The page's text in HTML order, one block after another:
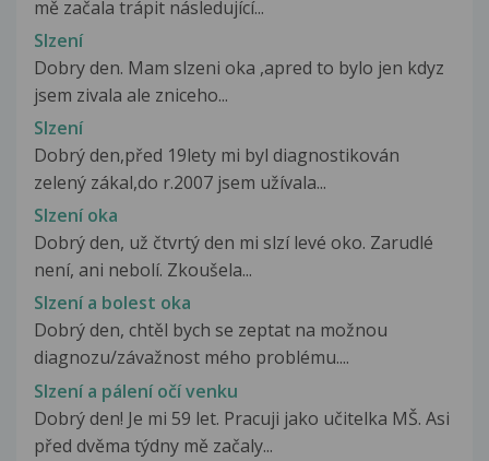
mě začala trápit následující...
Slzení
Dobry den. Mam slzeni oka ,apred to bylo jen kdyz
jsem zivala ale zniceho...
Slzení
Dobrý den,před 19lety mi byl diagnostikován
zelený zákal,do r.2007 jsem užívala...
Slzení oka
Dobrý den, už čtvrtý den mi slzí levé oko. Zarudlé
není, ani nebolí. Zkoušela...
Slzení a bolest oka
Dobrý den, chtěl bych se zeptat na možnou
diagnozu/závažnost mého problému....
Slzení a pálení očí venku
Dobrý den! Je mi 59 let. Pracuji jako učitelka MŠ. Asi
před dvěma týdny mě začaly...